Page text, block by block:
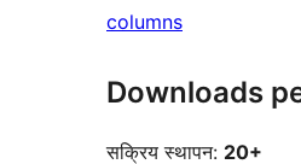
columns
Downloads
सक्रिय स्थापन: 20+